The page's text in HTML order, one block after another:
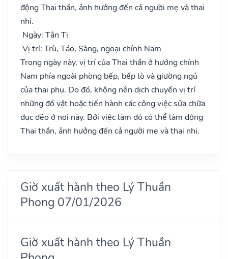
động Thai thần, ảnh hưởng đến cả người mẹ và thai
nhi.
Ngày: Tân Tị
Vị trí: Trù, Táo, Sàng, ngoại chính Nam
Trong ngày này, vị trí của Thai thần ở hướng chính
Nam phía ngoài phòng bếp, bếp lò và giường ngủ
của thai phụ. Do đó, không nên dịch chuyển vị trí
những đồ vật hoặc tiến hành các công việc sửa chữa
đục đẽo ở nơi này. Bởi việc làm đó có thể làm động
Thai thần, ảnh hưởng đến cả người mẹ và thai nhi.
Giờ xuất hành theo Lý Thuần
Phong 07/01/2026
Giờ xuất hành theo Lý Thuần